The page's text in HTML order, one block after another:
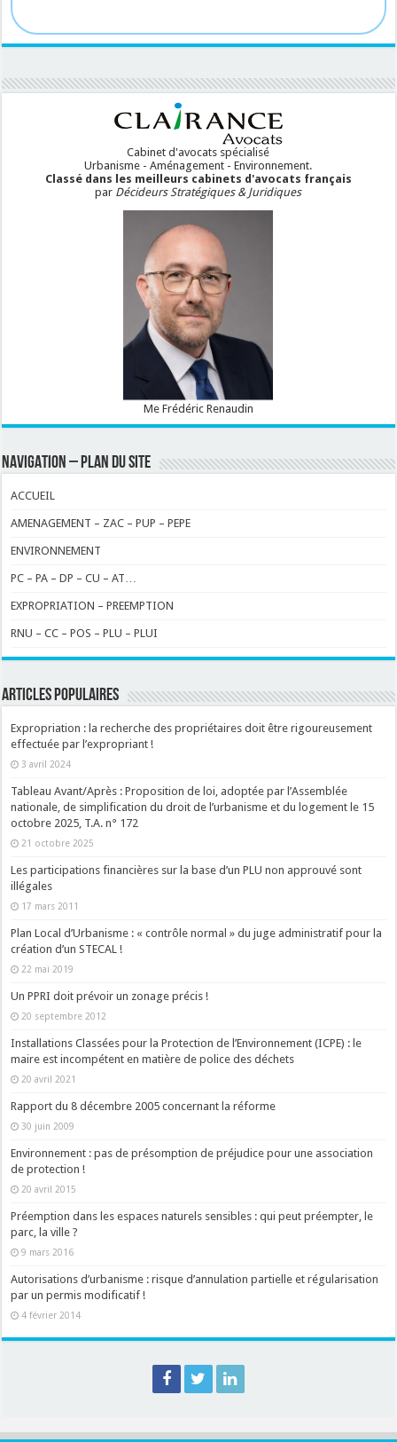
Cabinet d'avocats spécialisé
Urbanisme - Aménagement - Environnement.
Classé dans les meilleurs cabinets d'avocats français
par Décideurs Stratégiques & Juridiques
Me Frédéric Renaudin
NAVIGATION – PLAN DU SITE
ACCUEIL
AMENAGEMENT – ZAC – PUP – PEPE
ENVIRONNEMENT
PC – PA – DP – CU – AT…
EXPROPRIATION – PREEMPTION
RNU – CC – POS – PLU – PLUI
ARTICLES POPULAIRES
Expropriation : la recherche des propriétaires doit être rigoureusement
effectuée par l’expropriant !
3 avril 2024
Tableau Avant/Après : Proposition de loi, adoptée par l’Assemblée
nationale, de simplification du droit de l’urbanisme et du logement le 15
octobre 2025, T.A. n° 172
21 octobre 2025
Les participations financières sur la base d’un PLU non approuvé sont
illégales
17 mars 2011
Plan Local d’Urbanisme : « contrôle normal » du juge administratif pour la
création d’un STECAL !
22 mai 2019
Un PPRI doit prévoir un zonage précis !
20 septembre 2012
Installations Classées pour la Protection de l’Environnement (ICPE) : le
maire est incompétent en matière de police des déchets
20 avril 2021
Rapport du 8 décembre 2005 concernant la réforme
30 juin 2009
Environnement : pas de présomption de préjudice pour une association
de protection !
20 avril 2015
Préemption dans les espaces naturels sensibles : qui peut préempter, le
parc, la ville ?
9 mars 2016
Autorisations d’urbanisme : risque d’annulation partielle et régularisation
par un permis modificatif !
4 février 2014